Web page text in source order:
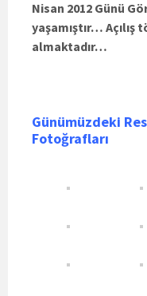
Nisan 2012 Günü
yaşamıştır… Açılış
almaktadır…
Günümüzdeki
Fotoğrafları